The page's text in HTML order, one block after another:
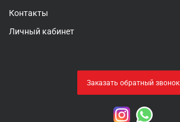
Контакты
Личный кабинет
Заказать обратный звонок